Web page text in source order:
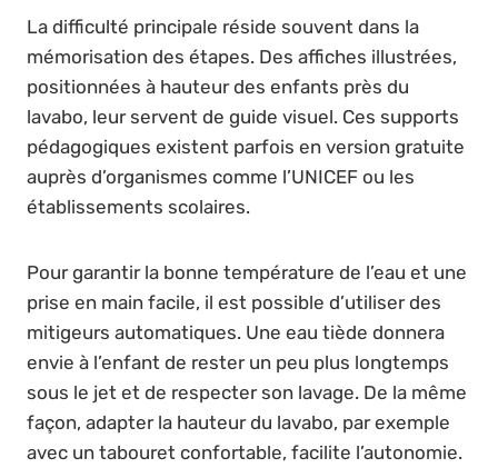
La difficulté principale réside souvent dans la
mémorisation des étapes. Des affiches illustrées,
positionnées à hauteur des enfants près du
lavabo, leur servent de guide visuel. Ces supports
pédagogiques existent parfois en version gratuite
auprès d’organismes comme l’UNICEF ou les
établissements scolaires.
Pour garantir la bonne température de l’eau et une
prise en main facile, il est possible d’utiliser des
mitigeurs automatiques. Une eau tiède donnera
envie à l’enfant de rester un peu plus longtemps
sous le jet et de respecter son lavage. De la même
façon, adapter la hauteur du lavabo, par exemple
avec un tabouret confortable, facilite l’autonomie.